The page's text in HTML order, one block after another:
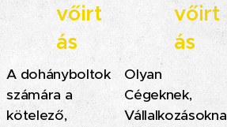
vőirt
ás
A dohányboltok
számára a
kötelező,
vőirt
ás
Olyan
Cégeknek,
Vállalkozásokna